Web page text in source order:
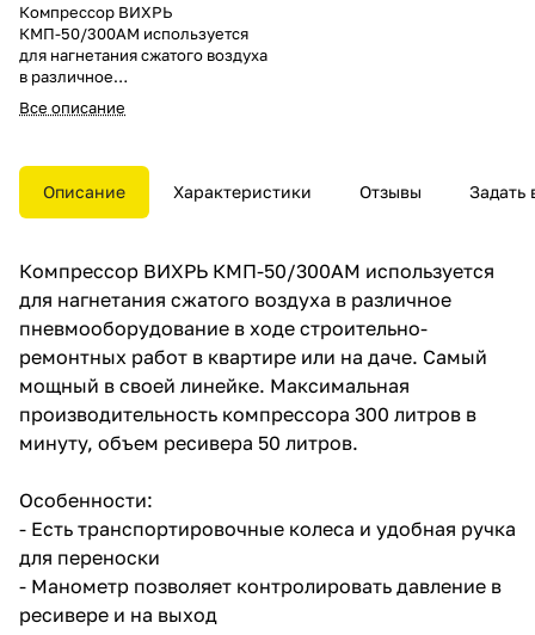
Компрессор ВИХРЬ
КМП-50/300АМ используется
для нагнетания сжатого воздуха
в различное
пневмооборудование в ходе
строительно-ремонтных работ в
мощный в своей линейке.
Максимальная
производительность
литров.
Все описание
Описание Характеристики Отзывы Задать
Компрессор ВИХРЬ КМП-50/300АМ используется
для нагнетания сжатого воздуха в различное
пневмооборудование в ходе строительно-
ремонтных работ в квартире или на даче. Самый
мощный в своей линейке. Максимальная
производительность компрессора 300 литров в
минуту, объем ресивера 50 литров.
Особенности:
- Есть транспортировочные колеса и удобная ручка
для переноски
- Манометр позволяет контролировать давление в
ресивере и на выход